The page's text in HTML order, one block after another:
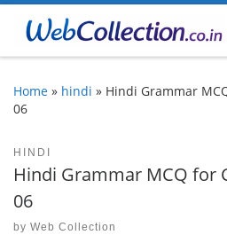
Skip to content
Home » hindi » Hindi Grammar
06
HINDI
Hindi Grammar MCQ for
06
by Web Collection